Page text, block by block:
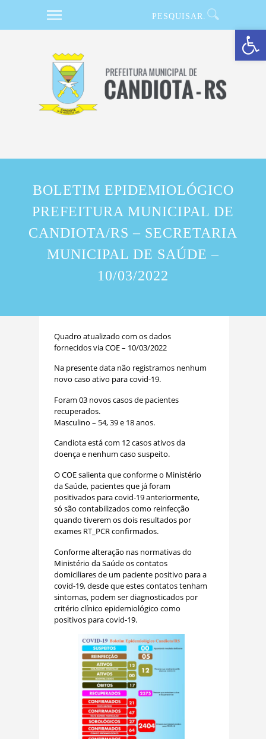
Barra de Ferramentas Aberta
BOLETIM EPIDEMIOLÓGICO
PREFEITURA MUNICIPAL DE
CANDIOTA/RS – SECRETARIA
MUNICIPAL DE SAÚDE –
10/03/2022
Quadro atualizado com os dados
fornecidos via COE – 10/03/2022
Na presente data não registramos nenhum
novo caso ativo para covid-19.
Foram 03 novos casos de pacientes
recuperados.
Masculino – 54, 39 e 18 anos.
Candiota está com 12 casos ativos da
doença e nenhum caso suspeito.
O COE salienta que conforme o Ministério
da Saúde, pacientes que já foram
positivados para covid-19 anteriormente,
só são contabilizados como reinfecção
quando tiverem os dois resultados por
exames RT_PCR confirmados.
Conforme alteração nas normativas do
Ministério da Saúde os contatos
domiciliares de um paciente positivo para a
covid-19, desde que estes contatos tenham
sintomas, podem ser diagnosticados por
critério clínico epidemiológico como
positivos para covid-19.